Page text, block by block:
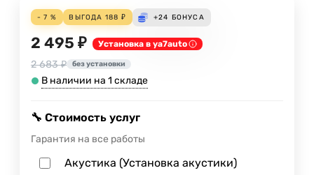
- 7 % ВЫГОДА 188 ₽ +24 БОНУСА
2 495 ₽ Установка в ya7auto
2 683 ₽ без установки
В наличии на 1 складе
🔧 Стоимость услуг
Гарантия на все работы
Акустика (Установка акустики)